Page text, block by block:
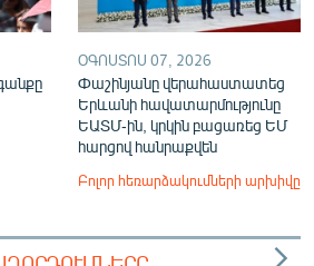
ՕԳՈՍՏՈՍ 07, 2026
Փաշինյանը վերահաստատեց
Երևանի հավատարմությունը
ԵԱՏՄ-ին, կրկին բացառեց ԵՄ
հարցով հանրաքվեն
Բոլոր հեռարձակումների արխիվը